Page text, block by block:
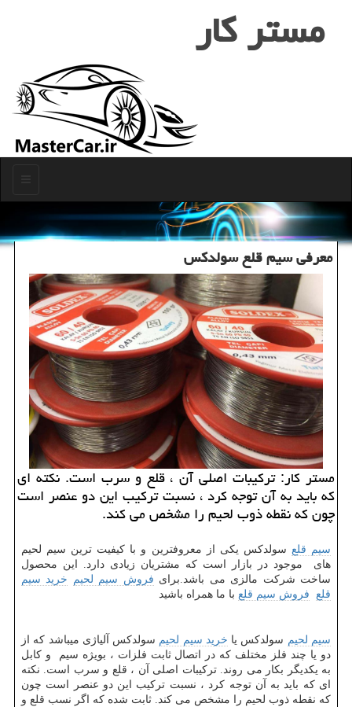
مستر كار
معرفی سیم قلع سولدكس
مستر كار: تركیبات اصلی آن ، قلع و سرب است. نكته ای
كه باید به آن توجه كرد ، نسبت تركیب این دو عنصر است
چون كه نقطه ذوب لحیم را مشخص می كند.
سیم قلع سولدکس یكی از معروفترین و با كیفیت ترین سیم لحیم
های موجود در بازار است كه مشتریان زیادی دارد. این محصول
ساخت شركت مالزی می باشد.برای فروش سیم لحیم
خرید سیم
قلع
فروش سیم قلع با ما همراه باشید
سیم لحیم سولدکس یا خرید سیم لحیم سولدکس آلیاژی میباشد که از
دو یا چند فلز مختلف که در اتصال ثابت فلزات ، بویژه سیم و کابل
به یکدیگر بکار می روند. ترکیبات اصلی آن ، قلع و سرب است. نکته
ای که باید به آن توجه کرد ، نسبت ترکیب این دو عنصر است چون
که نقطه ذوب لحیم را مشخص می کند. ثابت شده که اگر نسب قلع و